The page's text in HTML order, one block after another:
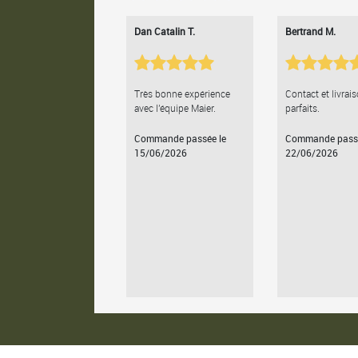
Dan Catalin T.
Très bonne expérience
avec l'équipe Maier.
Commande passée le
15/06/2026
Bertrand M.
Contact et
parfaits.
Commande
22/06/2026